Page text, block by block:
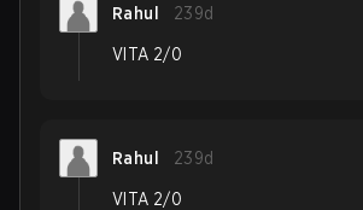
Rahul 239d
VITA 2/0
Rahul 239d
VITA 2/0